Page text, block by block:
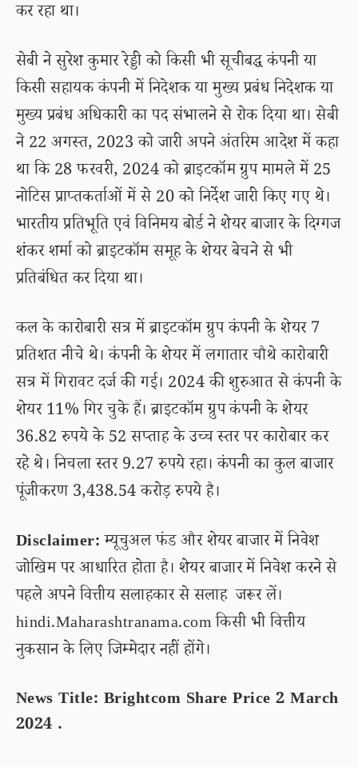
कर रहा था।
सेबी ने सुरेश कुमार रेड्डी को किसी भी सूचीबद्ध कंपनी या
किसी सहायक कंपनी में निदेशक या मुख्य प्रबंध निदेशक या
मुख्य प्रबंध अधिकारी का पद संभालने से रोक दिया था। सेबी
ने 22 अगस्त, 2023 को जारी अपने अंतरिम आदेश में कहा
था कि 28 फरवरी, 2024 को ब्राइटकॉम ग्रुप मामले में 25
नोटिस प्राप्तकर्ताओं में से 20 को निर्देश जारी किए गए थे।
भारतीय प्रतिभूति एवं विनिमय बोर्ड ने शेयर बाजार के दिग्गज
शंकर शर्मा को ब्राइटकॉम समूह के शेयर बेचने से भी
प्रतिबंधित कर दिया था।
कल के कारोबारी सत्र में ब्राइटकॉम ग्रुप कंपनी के शेयर 7
प्रतिशत नीचे थे। कंपनी के शेयर में लगातार चौथे कारोबारी
सत्र में गिरावट दर्ज की गई। 2024 की शुरुआत से कंपनी के
शेयर 11% गिर चुके हैं। ब्राइटकॉम ग्रुप कंपनी के शेयर
36.82 रुपये के 52 सप्ताह के उच्च स्तर पर कारोबार कर
रहे थे। निचला स्तर 9.27 रुपये रहा। कंपनी का कुल बाजार
पूंजीकरण 3,438.54 करोड़ रुपये है।
Disclaimer:म्यूचुअल फंड और शेयर बाजार में निवेश
जोखिम पर आधारित होता है। शेयर बाजार में निवेश करने से
पहले अपने वित्तीय सलाहकार से सलाह जरूर लें।
hindi.Maharashtranama.com किसी भी वित्तीय
नुकसान के लिए जिम्मेदार नहीं होंगे।
News Title: Brightcom Share Price 2 March
2024 .